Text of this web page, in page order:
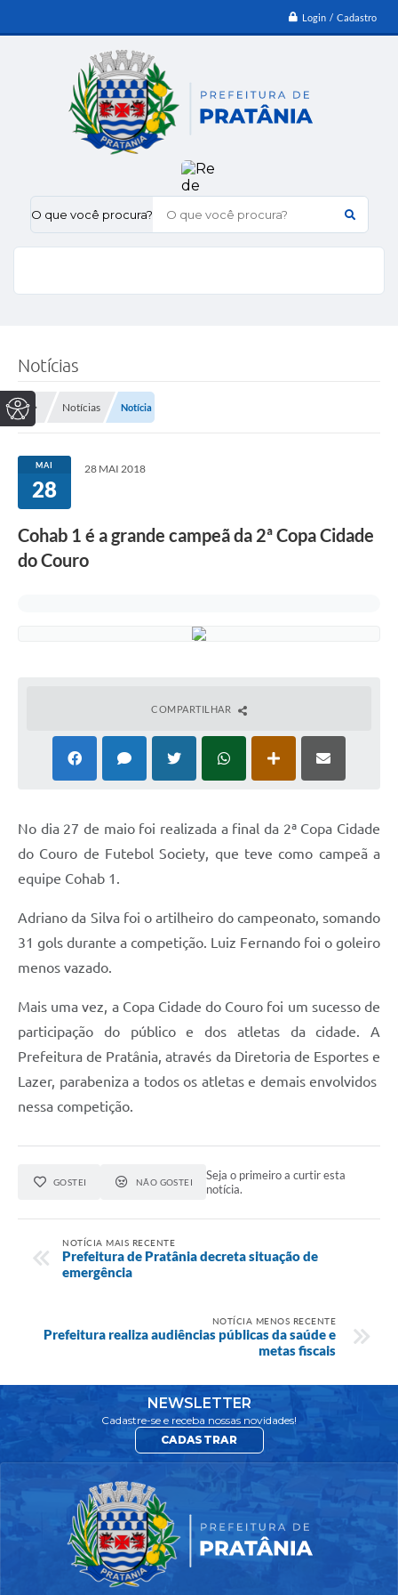
Login / Cadastro
O que você procura?
Notícias
Notícias Notícia
MAI
28
28 MAI 2018
Cohab 1 é a grande campeã da 2ª Copa Cidade
do Couro
COMPARTILHAR
No dia 27 de maio foi realizada a final da 2ª Copa Cidade
do Couro de Futebol Society, que teve como campeã a
equipe Cohab 1.
Adriano da Silva foi o artilheiro do campeonato, somando
31 gols durante a competição. Luiz Fernando foi o goleiro
menos vazado.
Mais uma vez, a Copa Cidade do Couro foi um sucesso de
participação do público e dos atletas da cidade. A
Prefeitura de Pratânia, através da Diretoria de Esportes e
Lazer, parabeniza a todos os atletas e demais envolvidos
nessa competição.
GOSTEI NÃO GOSTEI
Seja o primeiro a curtir esta
notícia.
NOTÍCIA MAIS RECENTE
Prefeitura de Pratânia decreta situação de
emergência
NOTÍCIA MENOS RECENTE
Prefeitura realiza audiências públicas da saúde e
metas fiscais
NEWSLETTER
Cadastre-se e receba nossas novidades!
CADASTRAR